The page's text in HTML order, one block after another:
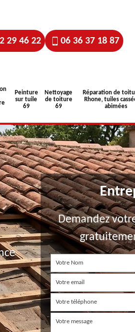
29 46 22 06 36 37 18 87
Peinture
sur tuile
69
Nettoyage
de toiture
69
Réparation de
Rhone, tuiles
abimées
Demandez